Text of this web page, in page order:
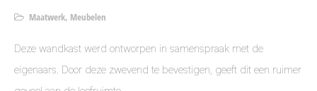
Maatwerk, Meubelen
Deze wandkast werd ontworpen in samenspraak met de
eigenaars. Door deze zwevend te bevestigen, geeft dit een ruimer